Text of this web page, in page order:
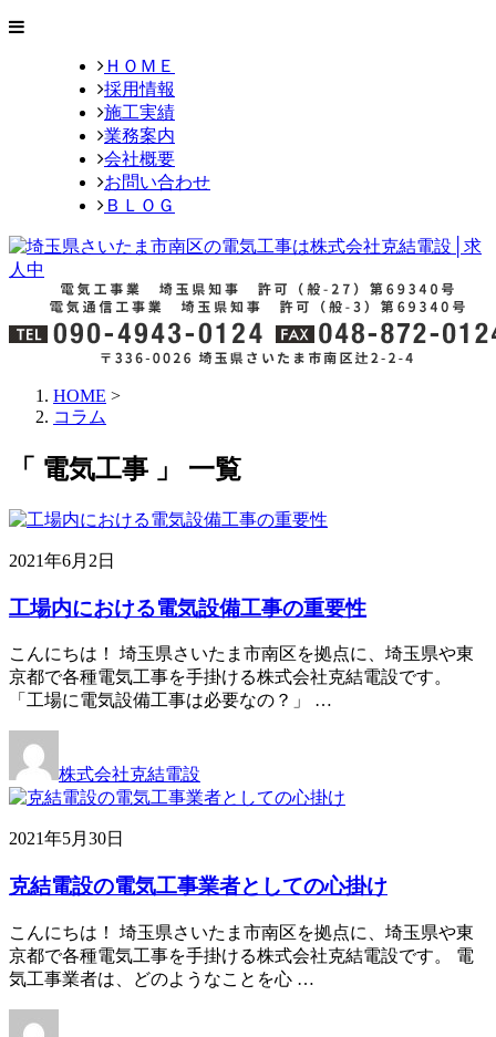
ＨＯＭＥ
採用情報
施工実績
業務案内
会社概要
お問い合わせ
ＢＬＯＧ
HOME >
コラム
「 電気工事 」 一覧
2021年6月2日
工場内における電気設備工事の重要性
こんにちは！ 埼玉県さいたま市南区を拠点に、埼玉県や東
京都で各種電気工事を手掛ける株式会社克結電設です。
「工場に電気設備工事は必要なの？」 …
株式会社克結電設
2021年5月30日
克結電設の電気工事業者としての心掛け
こんにちは！ 埼玉県さいたま市南区を拠点に、埼玉県や東
京都で各種電気工事を手掛ける株式会社克結電設です。 電
気工事業者は、どのようなことを心 …